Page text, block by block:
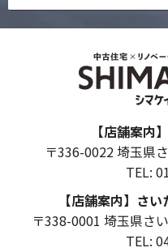
【店舗案内
〒336-0022 埼玉県
TEL:
【店舗案内】さ
〒338-0001 埼玉県さ
TEL: